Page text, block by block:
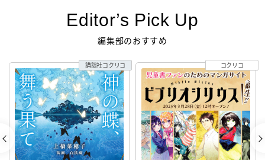
Editor’s Pick Up
編集部のおすすめ
講談社コクリコ コクリコ